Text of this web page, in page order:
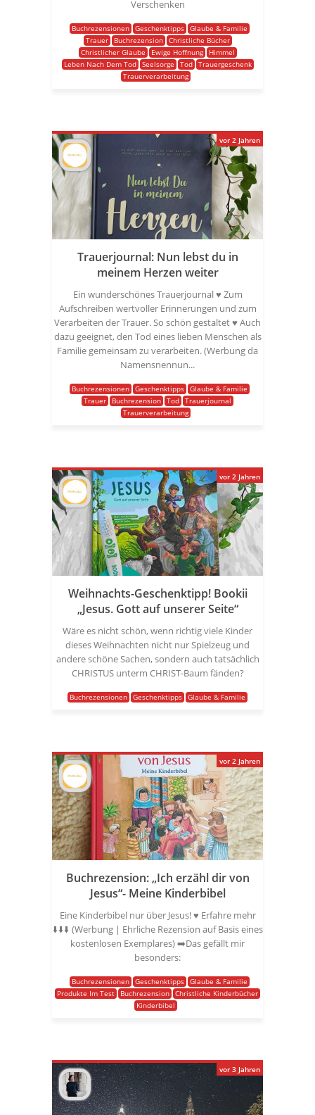
Verschenken
Buchrezensionen Geschenktipps
Glaube & Familie
Trauer
Buchrezension
Christliche Bücher
Christlicher Glaube
Ewige Hoffnung
Himmel
Leben Nach Dem Tod
Seelsorge Tod
Trauergeschenk
Trauerverarbeitung
Trauerjournal: Nun lebst du in
meinem Herzen weiter
Ein wunderschönes Trauerjournal ♥️ Zum
Aufschreiben wertvoller Erinnerungen und zum
Verarbeiten der Trauer. So schön gestaltet ♥️ Auch
dazu geeignet, den Tod eines lieben Menschen als
Familie gemeinsam zu verarbeiten. (Werbung da
Namensnennun...
Buchrezensionen Geschenktipps
Glaube & Familie
Trauer
Buchrezension Tod Trauerjournal
Trauerverarbeitung
vor 2 Jahren
Weihnachts-Geschenktipp! Bookii
„Jesus. Gott auf unserer Seite“
Wäre es nicht schön, wenn richtig viele Kinder
dieses Weihnachten nicht nur Spielzeug und
andere schöne Sachen, sondern auch tatsächlich
CHRISTUS unterm CHRIST-Baum fänden?
Buchrezensionen Geschenktipps Glaube & Familie
vor 2 Jahren
Buchrezension: „Ich erzähl dir von
Jesus“- Meine Kinderbibel
Eine Kinderbibel nur über Jesus! ♥️ Erfahre mehr
⬇️⬇️⬇️ (Werbung | Ehrliche Rezension auf Basis eines
kostenlosen Exemplares) ➡️Das gefällt mir
besonders:
Buchrezensionen Geschenktipps
Glaube & Familie
Produkte Im Test
Buchrezension Christliche Kinderbücher
Kinderbibel
vor 2 Jahren
vor 3 Jahren